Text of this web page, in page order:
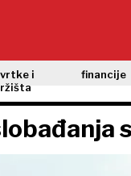
i
financije